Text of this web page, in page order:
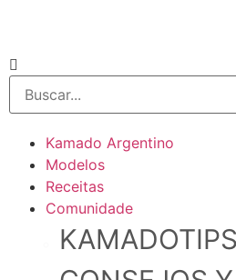
Kamado Argentino
Modelos
Receitas
Comunidade
KAMADOTIPS